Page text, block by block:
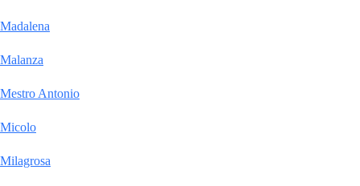
Madalena
Malanza
Mestro Antonio
Micolo
Milagrosa